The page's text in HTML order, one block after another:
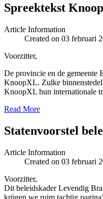
Spreektekst
Article Information
Created on 03 februari
Voorzitter,
De provincie en de gemeente
KnoopXL. Zulke
KnoopXL hun internationale
Read More
Statenvoorstel
Article Information
Created on 03 februari
Voorzitter,
Dit beleidskader Levendig
krijgen we ruim tachtig